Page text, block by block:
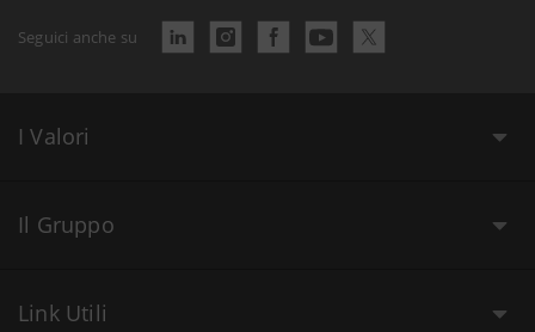
Seguici anche su
I Valori
Il Gruppo
Link Utili